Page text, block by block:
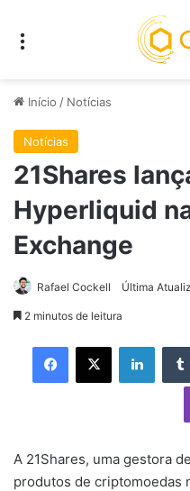
Início / Notícias
Notícias
21Shares
Hyperliquid
Exchange
Rafael Cockell Última
2 minutos de leitura
Facebook
X
A 21Shares, uma gestora
produtos de criptomoedas